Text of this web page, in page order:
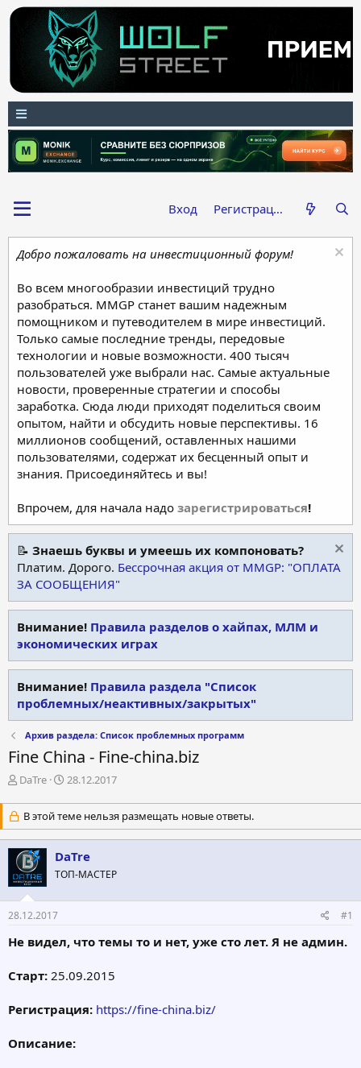
Вход Регистрация
Добро пожаловать на инвестиционный форум!
Во всем многообразии инвестиций трудно
разобраться. MMGP станет вашим надежным
помощником и путеводителем в мире инвестиций.
Только самые последние тренды, передовые
технологии и новые возможности. 400 тысяч
пользователей уже выбрали нас. Самые актуальные
новости, проверенные стратегии и способы
заработка. Сюда люди приходят поделиться своим
опытом, найти и обсудить новые перспективы. 16
миллионов сообщений, оставленных нашими
пользователями, содержат их бесценный опыт и
знания. Присоединяйтесь и вы!
Впрочем, для начала надо зарегистрироваться!
📝 Знаешь буквы и умеешь их компоновать?
Платим. Дорого. Бессрочная акция от MMGP: "ОПЛАТА
ЗА СООБЩЕНИЯ"
Внимание! Правила разделов о хайпах, МЛМ и
экономических играх
Внимание! Правила раздела "Список
проблемных/неактивных/закрытых"
Архив раздела: Список проблемных программ
Fine China - Fine-china.biz
А
т
о
р
т
е
м
ы
DaTre
Д
т
а
н
а
ч
а
28.12.2017
В этой теме нельзя размещать новые ответы.
DaTre
ТОП-МАСТЕР
28.12.2017 #1
Не видел, что темы то и нет, уже сто лет. Я не админ.
Старт: 25.09.2015
Регистрация: https://fine-china.biz/
Описание: